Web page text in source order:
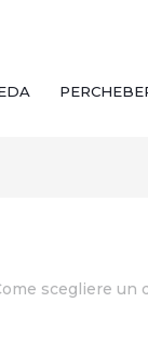
scegliere un